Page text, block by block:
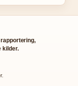
kilder.